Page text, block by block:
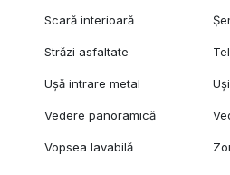
Scară interioară
Străzi asfaltate
Ușă intrare metal
Vedere panoramică
Vopsea lavabilă